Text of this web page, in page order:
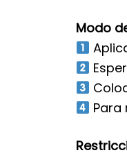
Modo
Para